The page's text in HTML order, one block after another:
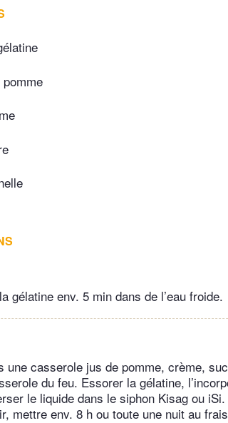
gélatine env. 5 min dans de l’eau froide.
une casserole jus de pomme, crème,
du feu. Essorer la gélatine,
le liquide dans le siphon Kisag ou
mettre env. 8 h ou toute une nuit au